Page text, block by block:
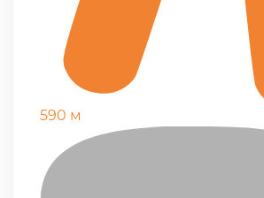
590 м